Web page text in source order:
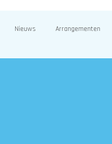
Nieuws Arrangementen